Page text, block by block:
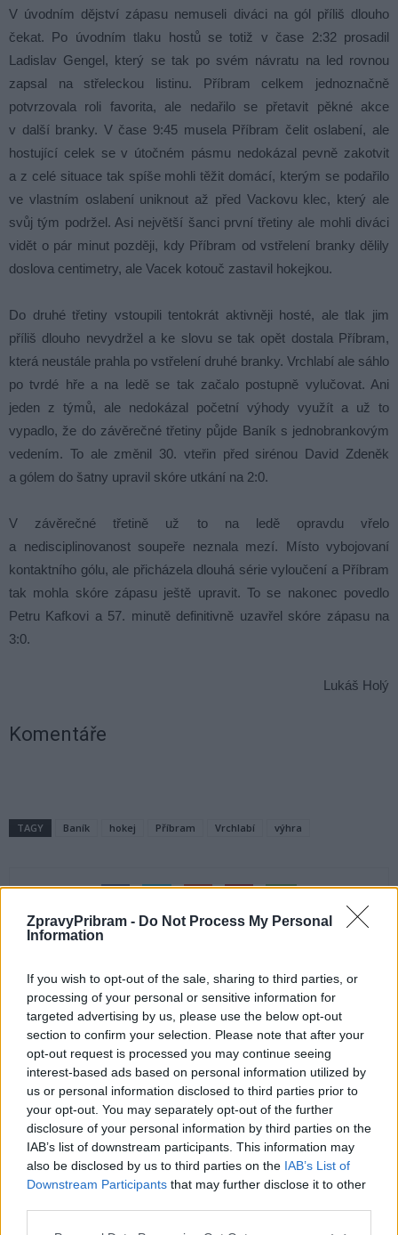
ZpravyPribram - Do Not Process My Personal
Information
If you wish to opt-out of the sale, sharing to third parties, or
processing of your personal or sensitive information for
targeted advertising by us, please use the below opt-out
section to confirm your selection. Please note that after your
opt-out request is processed you may continue seeing
interest-based ads based on personal information utilized by
us or personal information disclosed to third parties prior to
your opt-out. You may separately opt-out of the further
disclosure of your personal information by third parties on the
IAB’s list of downstream participants. This information may
also be disclosed by us to third parties on the IAB’s List of
Downstream Participants that may further disclose it to other
V úvodním dějství zápasu nemuseli diváci na gól příliš dlouho
čekat. Po úvodním tlaku hostů se totiž v čase 2:32 prosadil
Ladislav Gengel, který se tak po svém návratu na led rovnou
zapsal na střeleckou listinu. Příbram celkem jednoznačně
potvrzovala roli favorita, ale nedařilo se přetavit pěkné akce
v další branky. V čase 9:45 musela Příbram čelit oslabení, ale
hostující celek se v útočném pásmu nedokázal pevně zakotvit
a z celé situace tak spíše mohli těžit domácí, kterým se podařilo
ve vlastním oslabení uniknout až před Vackovu klec, který ale
svůj tým podržel. Asi největší šanci první třetiny ale mohli diváci
vidět o pár minut později, kdy Příbram od vstřelení branky dělily
doslova centimetry, ale Vacek kotouč zastavil hokejkou.
Do druhé třetiny vstoupili tentokrát aktivněji hosté, ale tlak jim
příliš dlouho nevydržel a ke slovu se tak opět dostala Příbram,
která neustále prahla po vstřelení druhé branky. Vrchlabí ale sáhlo
po tvrdé hře a na ledě se tak začalo postupně vylučovat. Ani
jeden z týmů, ale nedokázal početní výhody využít a už to
vypadlo, že do závěrečné třetiny půjde Baník s jednobrankovým
vedením. To ale změnil 30. vteřin před sirénou David Zdeněk
a gólem do šatny upravil skóre utkání na 2:0.
V závěrečné třetině už to na ledě opravdu vřelo
a nedisciplinovanost soupeře neznala mezí. Místo vybojovaní
kontaktního gólu, ale přicházela dlouhá série vyloučení a Příbram
tak mohla skóre zápasu ještě upravit. To se nakonec povedlo
Petru Kafkovi a 57. minutě definitivně uzavřel skóre zápasu na
3:0.
Lukáš Holý
Komentáře
TAGY Baník hokej Příbram Vrchlabí výhra
Předchozí článek
Ohlédnutí za příbramským
DivFestem
Zastupitelé za SPD zvou na
další besedu. Pořádat je chtějí
pravidelně
SOUVISEJÍCÍ ČLÁNKY
VÍCE OD AUTORA